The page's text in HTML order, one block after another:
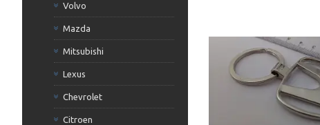
Volvo
Mazda
Mitsubishi
Lexus
Chevrolet
Citroen